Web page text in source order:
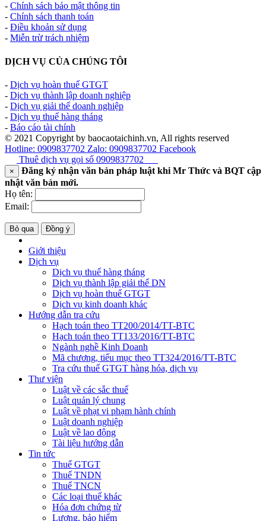
- Chính sách bảo mật thông tin
- Chính sách thanh toán
- Điều khoản sử dụng
- Miễn trừ trách nhiệm
DỊCH VỤ CỦA CHÚNG TÔI
- Dịch vụ hoàn thuế GTGT
- Dịch vụ thành lập doanh nghiệp
- Dịch vụ giải thể doanh nghiệp
- Dịch vụ thuế hàng tháng
- Báo cáo tài chính
© 2021 Copyright by baocaotaichinh.vn, All rights reserved
Hotline: 0909837702 Zalo: 0909837702 Facebook
Thuê dịch vụ gọi số 0909837702
×
Đăng ký nhận văn bản pháp luật khi Mr Thức và BQT cập
nhật văn bản mới.
Họ tên:
Email:
Bỏ qua Đồng ý
Giới thiệu
Dịch vụ
Dịch vụ thuế hàng tháng
Dịch vụ thành lập giải thể DN
Dịch vụ hoàn thuế GTGT
Dịch vụ kinh doanh khác
Hướng dẫn tra cứu
Hạch toán theo TT200/2014/TT-BTC
Hạch toán theo TT133/2016/TT-BTC
Ngành nghề Kinh Doanh
Mã chương, tiểu mục theo TT324/2016/TT-BTC
Tra cứu thuế GTGT hàng hóa, dịch vụ
Thư viện
Luật về các sắc thuế
Luật quản lý chung
Luật về phạt vi phạm hành chính
Luật doanh nghiệp
Luật về lao động
Tài liệu hướng dẫn
Tin tức
Thuế GTGT
Thuế TNDN
Thuế TNCN
Các loại thuế khác
Hóa đơn chứng từ
Lương, bảo hiểm